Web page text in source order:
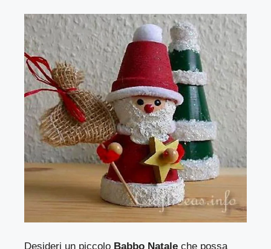
Desideri un piccolo Babbo Natale che possa